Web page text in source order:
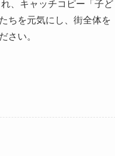
、キャッチコピー「子ど
ちを元気にし、街全体を
さい。